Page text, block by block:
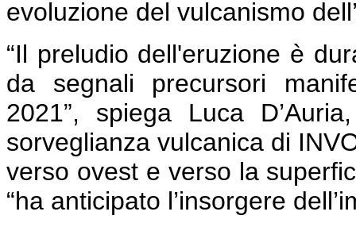
evoluzione del vulcanismo
“Il preludio dell'eruzione è
da segnali precursori
2021”, spiega Luca
sorveglianza vulcanica di
verso ovest e verso la
“ha anticipato l’insorgere